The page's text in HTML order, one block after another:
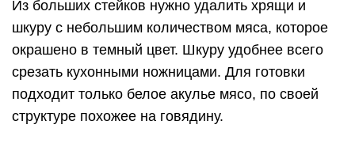
Из больших стейков нужно удалить хрящи и
шкуру с небольшим количеством мяса, которое
окрашено в темный цвет. Шкуру удобнее всего
срезать кухонными ножницами. Для готовки
подходит только белое акулье мясо, по своей
структуре похожее на говядину.